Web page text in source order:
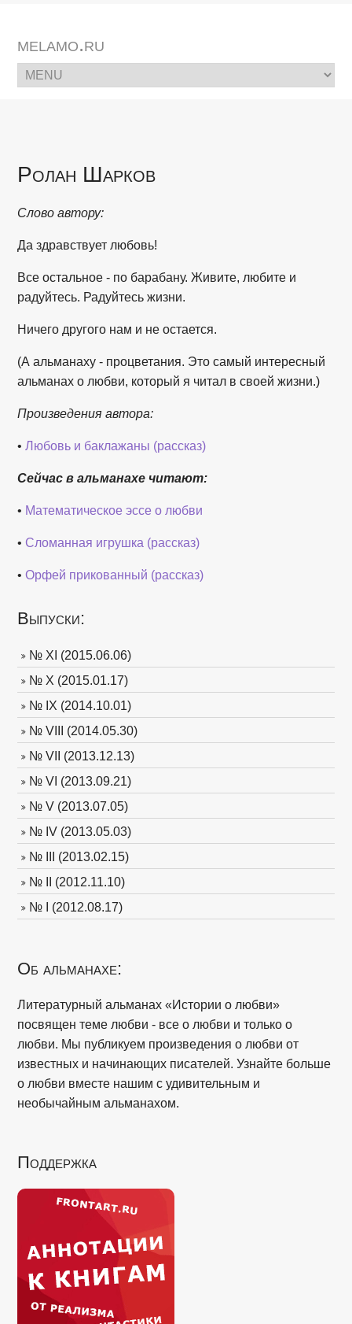
melamo.ru
Ролан Шарков
Слово автору:
Да здравствует любовь!
Все остальное - по барабану. Живите, любите и
радуйтесь. Радуйтесь жизни.
Ничего другого нам и не остается.
(А альманаху - процветания. Это самый интересный
альманах о любви, который я читал в своей жизни.)
Произведения автора:
•Любовь и баклажаны (рассказ)
Сейчас в альманахе читают:
• Математическое эссе о любви
• Сломанная игрушка (рассказ)
•Орфей прикованный (рассказ)
Выпуски:
№ XI (2015.06.06)
№ X (2015.01.17)
№ IX (2014.10.01)
№ VIII (2014.05.30)
№ VII (2013.12.13)
№ VI (2013.09.21)
№ V (2013.07.05)
№ IV (2013.05.03)
№ III (2013.02.15)
№ II (2012.11.10)
№ I (2012.08.17)
Об альманахе:
Литературный альманах «Истории о любви»
посвящен теме любви - все о любви и только о
любви. Мы публикуем произведения о любви от
известных и начинающих писателей. Узнайте больше
о любви вместе нашим с удивительным и
необычайным альманахом.
Поддержка